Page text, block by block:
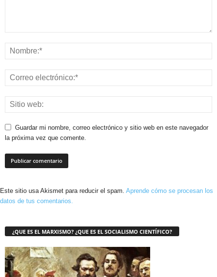
Guardar mi nombre, correo electrónico y sitio web en este navegador
la próxima vez que comente.
Este sitio usa Akismet para reducir el spam. Aprende cómo se procesan los
datos de tus comentarios.
¿QUE ES EL MARXISMO? ¿QUE ES EL SOCIALISMO CIENTÍFICO?